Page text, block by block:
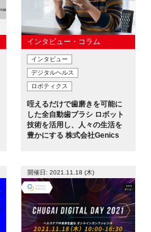
インタビュー・コラム
インタビュー
デジタルヘルス
ロボティクス
咥えるだけで歯磨きを可能に
した全自動歯ブラシ ロボット
技術を活用し、人々の生活を
豊かにする 株式会社Genics
開催日: 2021.11.18 (木)